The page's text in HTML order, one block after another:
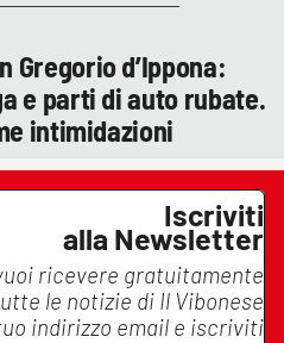
Gregorio d’Ippona:
e parti di auto rubate.
intimidazioni
Iscriviti
alla Newsletter
ricevere gratuitamente
le notizie di Il Vibonese
indirizzo email e iscriviti